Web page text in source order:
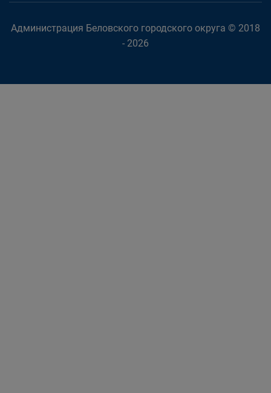
Администрация Беловского городского округа © 2018
- 2026